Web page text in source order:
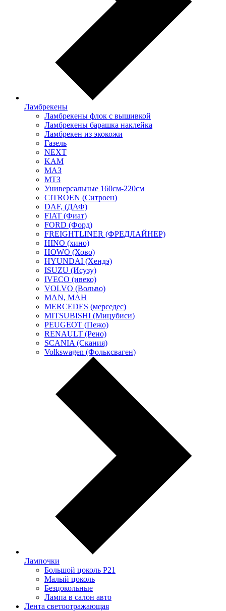
Ламбрекены
Ламбрекены флок с вышивкой
Ламбрекены барашка наклейка
Ламбрекен из экокожи
Газель
NEXT
KAM
МАЗ
МТЗ
Универсальные 160см-220см
CITROEN (Ситроен)
DAF, (ДАФ)
FIAT (Фиат)
FORD (Форд)
FREIGHTLINER (ФРЕДЛАЙНЕР)
HINO (хино)
HOWO (Хово)
HYUNDAI (Хендэ)
ISUZU (Исузу)
IVECO (ивеко)
VOLVO (Вольво)
MAN, МАН
MERCEDES (мерседес)
MITSUBISHI (Мицубиси)
PEUGEOT (Пежо)
RENAULT (Рено)
SCANIA (Скания)
Volkswagen (Фольксваген)
Лампочки
Большой цоколь P21
Малый цоколь
Безцокольные
Лампа в салон авто
Лента светоотражающая